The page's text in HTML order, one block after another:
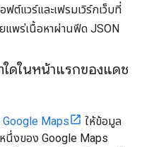
ต์แวร์และเฟรมเวิร์กเว็บที่
แพร่เนื้อหาผ่านฟีด JSON
ดในหน้าแรกของแดช
Google Maps
ให้ข้อมูล
นึ่งของ Google Maps